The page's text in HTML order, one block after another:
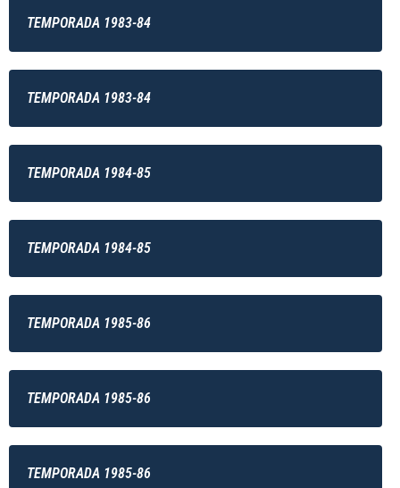
TEMPORADA 1983-84
TEMPORADA 1983-84
TEMPORADA 1984-85
TEMPORADA 1984-85
TEMPORADA 1985-86
TEMPORADA 1985-86
TEMPORADA 1985-86